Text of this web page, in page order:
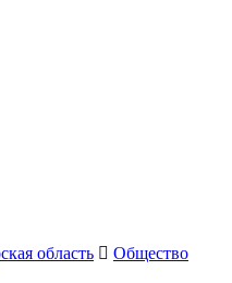
область Общество